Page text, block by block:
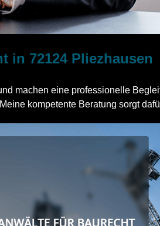
in 72124 Pliezhausen
machen eine professionelle
kompetente Beratung sorgt